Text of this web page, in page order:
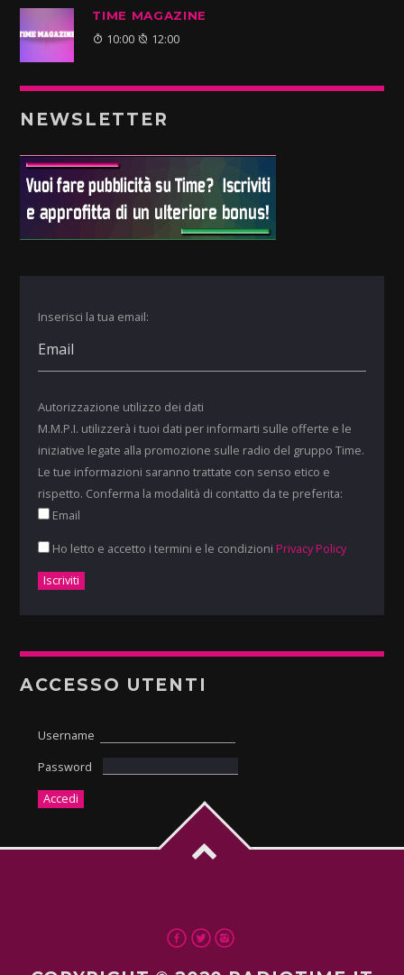
TIME MAGAZINE
10:00 12:00
NEWSLETTER
Inserisci la tua email:
Autorizzazione utilizzo dei dati
M.M.P.I. utilizzerà i tuoi dati per informarti sulle offerte e le
iniziative legate alla promozione sulle radio del gruppo Time.
Le tue informazioni saranno trattate con senso etico e
rispetto. Conferma la modalità di contatto da te preferita:
Email
Ho letto e accetto i termini e le condizioni Privacy Policy
ACCESSO UTENTI
Username
Password